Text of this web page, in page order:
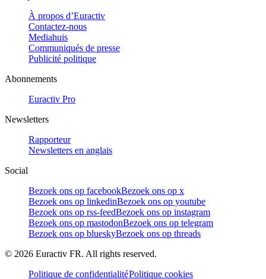
À propos d’Euractiv
Contactez-nous
Mediahuis
Communiqués de presse
Publicité politique
Abonnements
Euractiv Pro
Newsletters
Rapporteur
Newsletters en anglais
Social
Bezoek ons op facebookBezoek ons op x
Bezoek ons op linkedinBezoek ons op youtube
Bezoek ons op rss-feedBezoek ons op instagram
Bezoek ons op mastodonBezoek ons op telegram
Bezoek ons op blueskyBezoek ons op threads
© 2026 Euractiv FR. All rights reserved.
Politique de confidentialitéPolitique cookies